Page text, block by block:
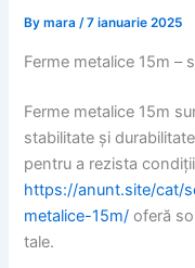
Bymara/7 ianuarie 2025
Ferme metalice 15m –
Ferme metalice 15m
stabilitate și
pentru a rezista
https://anunt.site/cat/
metalice-15m/ oferă
tale.